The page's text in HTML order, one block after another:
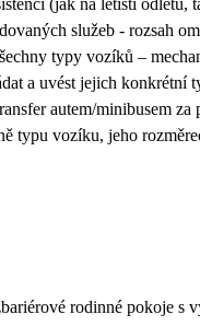
(jak na letišti odletu,
služeb - rozsah
typy vozíků –
a uvést jejich konkrétní
autem/minibusem
typu vozíku, jeho
rodinné pokoje s